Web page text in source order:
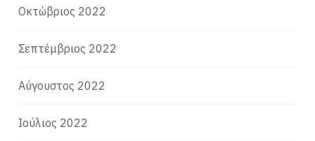
Οκτώβριος 2022
Σεπτέμβριος 2022
Αύγουστος 2022
Ιούλιος 2022